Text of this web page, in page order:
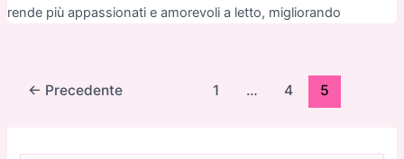
rende più appassionati e amorevoli a letto, migliorando
Paginazione
← Precedente 1 … 4 5